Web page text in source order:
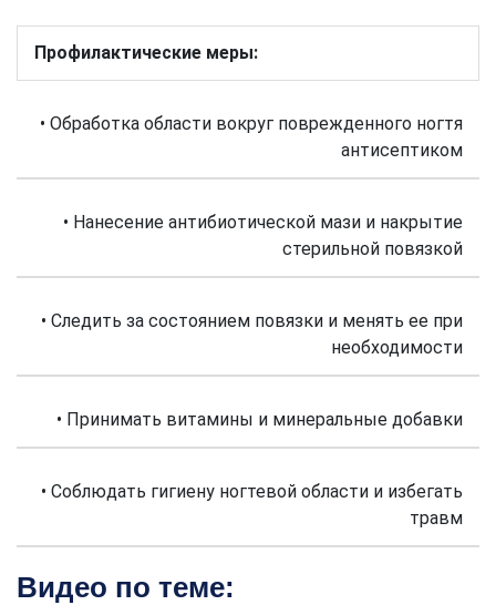
Профилактические меры:
• Обработка области вокруг поврежденного ногтя
антисептиком
• Нанесение антибиотической мази и накрытие
стерильной повязкой
• Следить за состоянием повязки и менять ее при
необходимости
• Принимать витамины и минеральные добавки
• Соблюдать гигиену ногтевой области и избегать
травм
Видео по теме: